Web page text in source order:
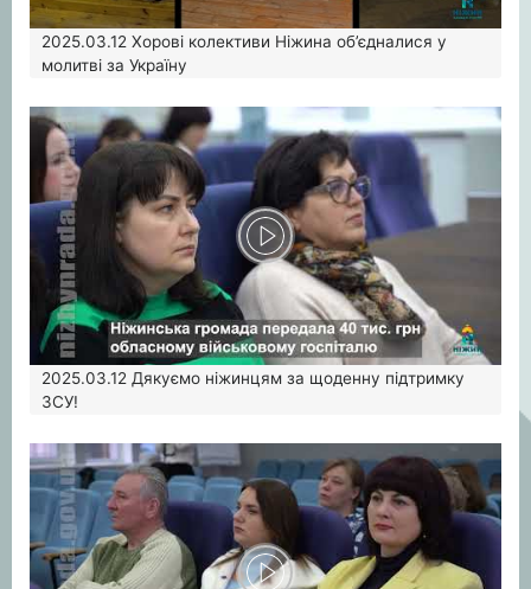
2025.03.12 Хорові колективи Ніжина об’єдналися у
молитві за Україну
2025.03.12 Дякуємо ніжинцям за щоденну підтримку
ЗСУ!